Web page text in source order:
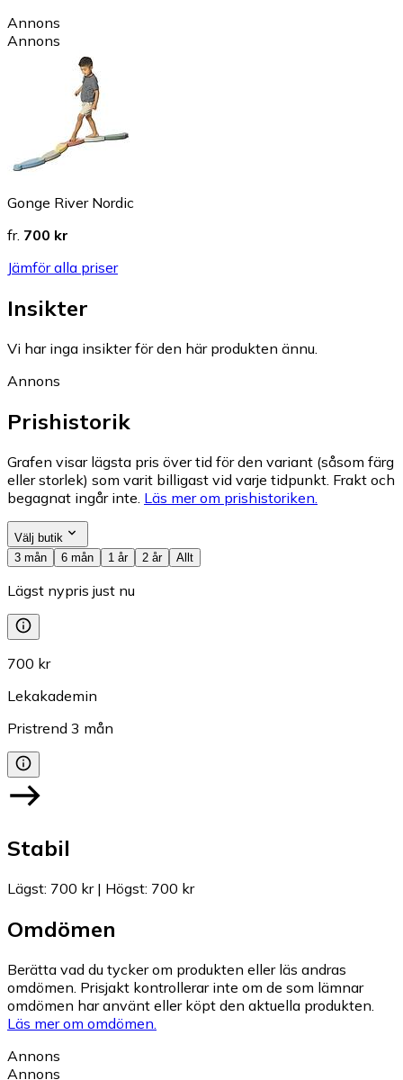
Annons
Annons
Gonge River Nordic
fr. 700 kr
Jämför alla priser
Insikter
Vi har inga insikter för den här produkten ännu.
Annons
Prishistorik
Grafen visar lägsta pris över tid för den variant (såsom färg
eller storlek) som varit billigast vid varje tidpunkt. Frakt och
begagnat ingår inte. Läs mer om prishistoriken.
Välj butik
3 mån
6 mån 1 år 2 år Allt
Lägst nypris just nu
700 kr
Lekakademin
Pristrend 3 mån
Stabil
Lägst: 700 kr| Högst: 700 kr
Omdömen
Berätta vad du tycker om produkten eller läs andras
omdömen. Prisjakt kontrollerar inte om de som lämnar
omdömen har använt eller köpt den aktuella produkten.
Läs mer om omdömen.
Annons
Annons